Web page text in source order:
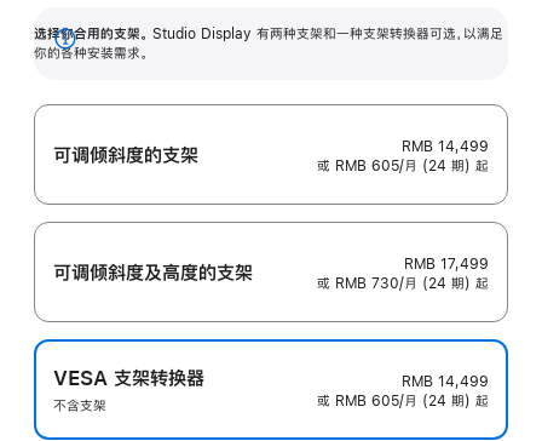
选择你合用的支架。 Studio Display 有两种支架和一种支架转换器可选，以满足
你的各种安装需求。
展
可调倾斜度的支架
RMB 14,499
或 RMB 605/月 (24 期) 起
可调倾斜度及高‍度的支‍架
RMB 17,499
或 RMB 730/月 (24 期) 起
VESA 支架转换器
不含支架
RMB 14,499
或 RMB 605/月 (24 期) 起